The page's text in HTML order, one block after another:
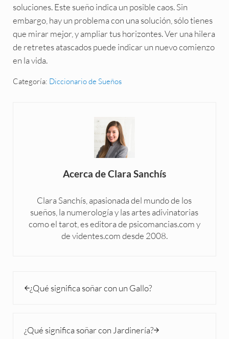
soluciones. Este sueño indica un posible caos. Sin
embargo, hay un problema con una solución, sólo tienes
que mirar mejor, y ampliar tus horizontes. Ver una hilera
de retretes atascados puede indicar un nuevo comienzo
en la vida.
Categoría: Diccionario de Sueños
Acerca deClara Sanchís
Clara Sanchís, apasionada del mundo de los
sueños, la numerología y las artes adivinatorias
como el tarot, es editora de psicomancias.com y
de videntes.com desde 2008.
¿Qué significa soñar con un Gallo?
¿Qué significa soñar con Jardinería?